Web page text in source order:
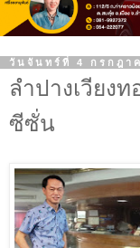
วันจันทร์ที่ 4 กรกฎา
ลำปางเวียง
ซีซั่น